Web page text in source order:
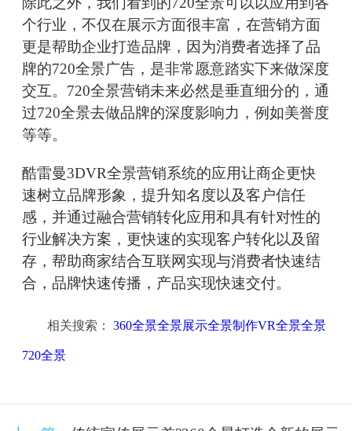
个行业，不仅在展示方面很丰富，在营销方面
更是帮助企业打造品牌，因为消费者选择了品
牌的720全景广告，是非常愿意踏实下来做深度
交互。720全景营销未来必然是垂直细分的，通
过720全景去做品牌的深度影响力，例如美誉度
等等。
酷雷曼3DVR全景营销系统的应用让商企更快
速树立品牌形象，提升知名度以及客户信任
感，并通过融合营销转化应用和具有针对性的
行业解决方案，更快速的实现客户转化以及留
存，帮助商家结合互联网实现与消费者快速结
合，品牌快速传播，产品实现快速交付。
相关搜索： 360全景全景展示全景制作VR全景全景
720全景